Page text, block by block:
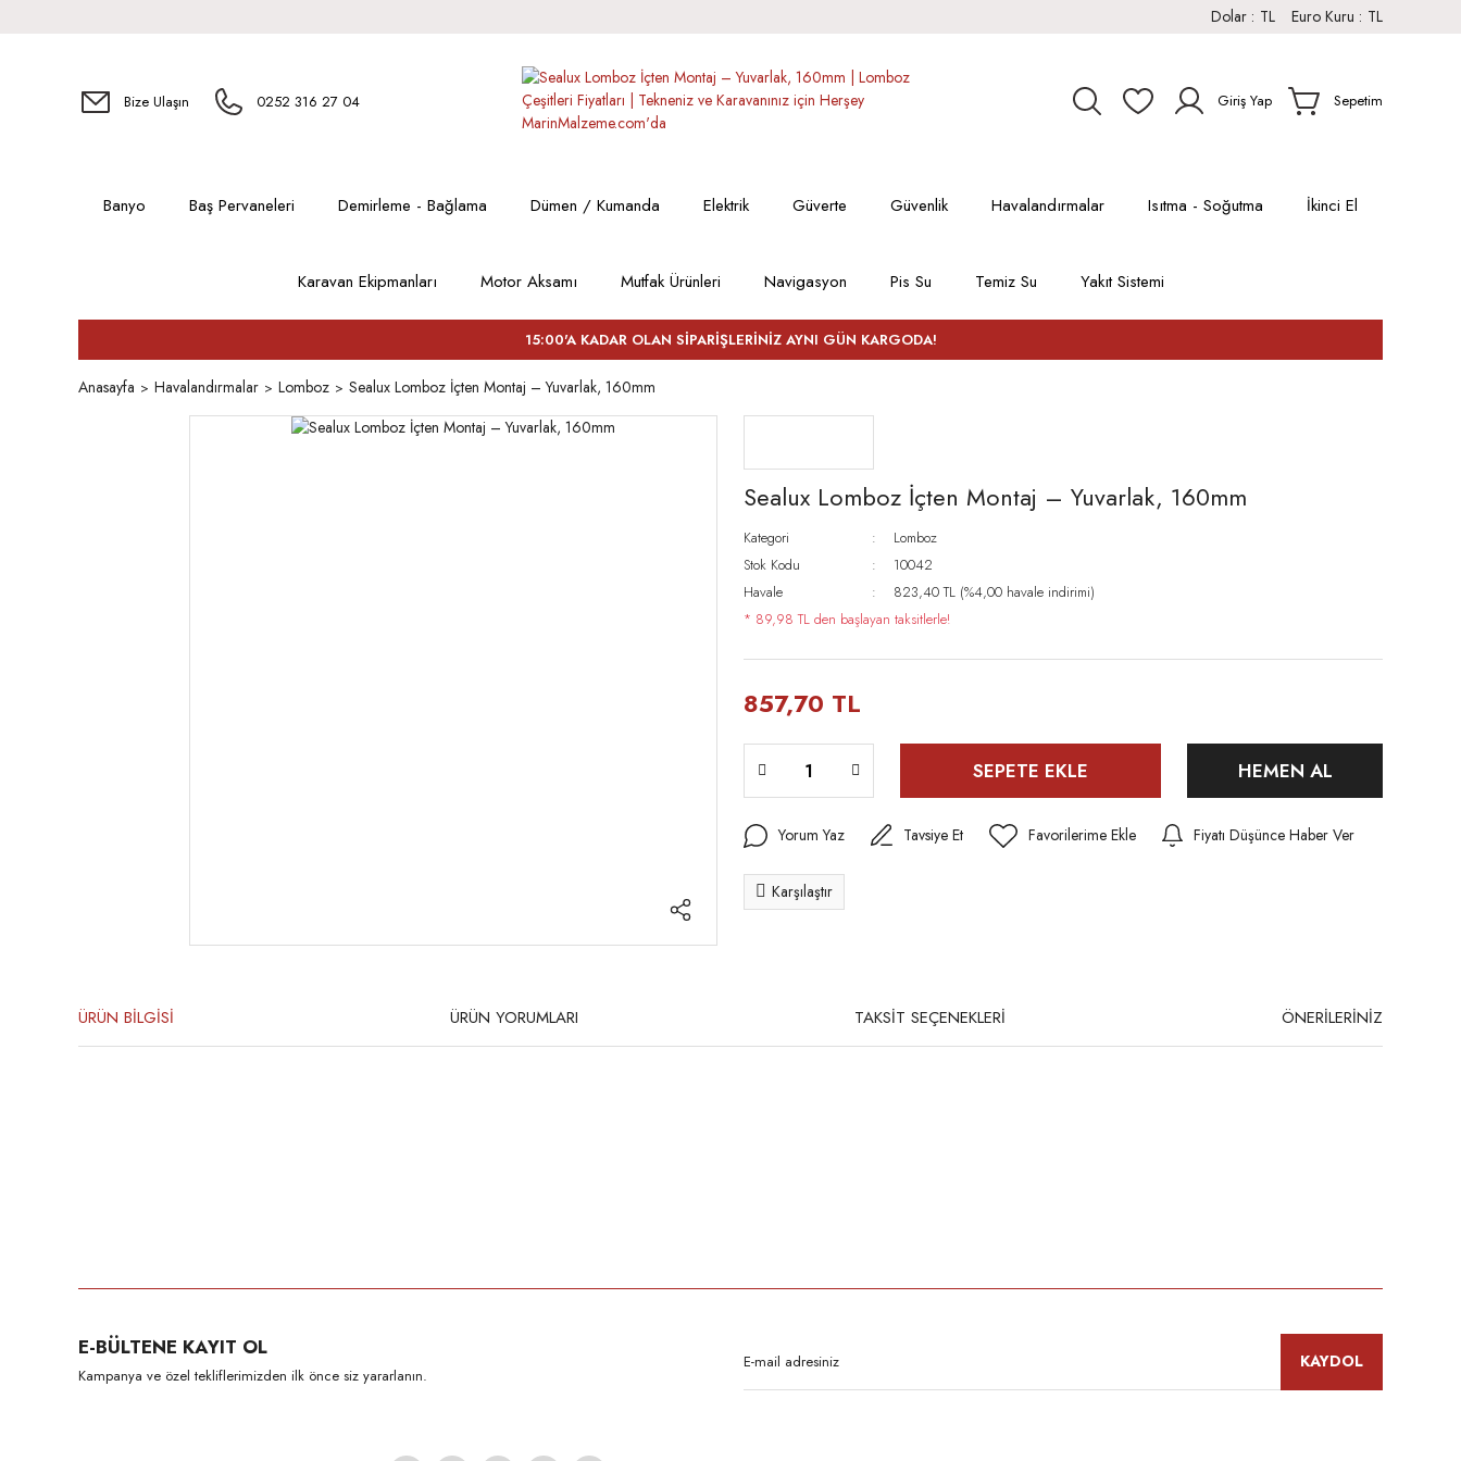
Dolar : TL Euro Kuru : TL
Bize Ulaşın 0252 316 27 04 Giriş Yap Sepetim
Banyo Baş Pervaneleri Demirleme - Bağlama Dümen / Kumanda Elektrik Güverte Güvenlik Havalandırmalar Isıtma - Soğutma İkinci El
Karavan Ekipmanları Motor Aksamı Mutfak Ürünleri Navigasyon Pis Su Temiz Su Yakıt Sistemi
15:00'A KADAR OLAN SİPARİŞLERİNİZ AYNI GÜN KARGODA!
Anasayfa Havalandırmalar Lomboz Sealux Lomboz İçten Montaj – Yuvarlak, 160mm
Sealux Lomboz İçten Montaj – Yuvarlak, 160mm
Kategori
Lomboz
Stok Kodu
10042
Havale
823,40 TL (%4,00 havale indirimi)
* 89,98 TL den başlayan taksitlerle!
857,70 TL
SEPETE EKLE HEMEN AL
Yorum Yaz Tavsiye Et Fiyatı Düşünce Haber Ver
Karşılaştır
ÜRÜN BİLGİSİ ÜRÜN YORUMLARI TAKSİT SEÇENEKLERİ ÖNERİLERİNİZ
Ürün açıklamasında eksik bilgiler bulunuyor.
Ürün bilgilerinde hatalar bulunuyor.
E-BÜLTENE KAYIT OL
Kampanya ve özel tekliflerimizden ilk önce siz yararlanın.
KAYDOL